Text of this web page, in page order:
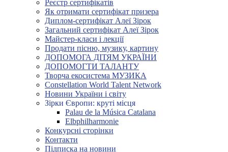
Реєстр сертифікатів
Як отримати сертифікат призера
Диплом-сертифікат Алеї Зірок
Загальний сертифікат Алеї Зірок
Майстер-класи і лекції
Продати пісню, музику, картину
ДОПОМОГА ДІТЯМ УКРАЇНИ
ДОПОМОГТИ ТАЛАНТУ
Творча екосистема МУЗИКА
Constellation World Talent Network
Новини України і світу
Зірки Європи: круті місця
Palau de la Música Catalana
Elbphilharmonie
Конкурсні сторінки
Контакти
Підписка на новини